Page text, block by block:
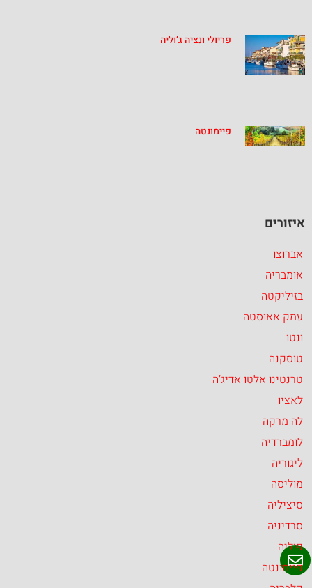
פריולי ונציה ג’וליה
פיימונטה
איזורים
אברוצו
אומבריה
בזיליקטה
עמק אאוסטה
ונטו
טוסקנה
טרנטינו אלטו אדיג’ה
לאציו
לה מרקה
לומברדיה
ליגוריה
מוליסה
סיציליה
סרדיניה
פוליה
פיימונטה